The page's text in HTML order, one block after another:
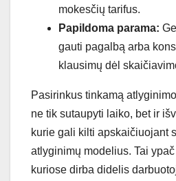
mokesčių tarifus.
Papildoma parama:
gauti pagalbą arba
klausimų dėl
Pasirinkus tinkamą
ne tik sutaupyti laiko, bet ir
kurie gali kilti apskaičiuojant
atlyginimų modelius. Tai
kuriose dirba didelis